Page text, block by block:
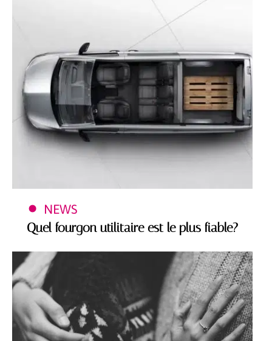
NEWS
Quel fourgon utilitaire est le plus fiable?